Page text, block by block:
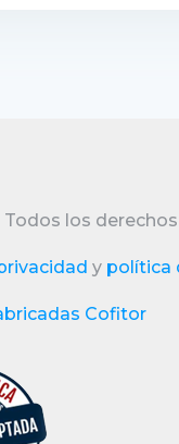
Todos los
y política
Cofitor